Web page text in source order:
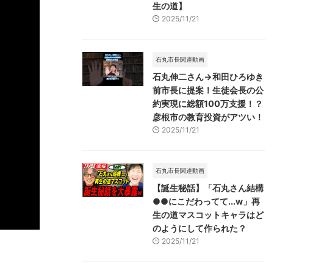
生の道】
2025/11/21
石丸市長関連動画
石丸伸二さん→和田ひろゆき
前市長に提案！生徒会長の公
約実現に総額100万支援！？
彦根市の教育投資がアツい！
2025/11/21
石丸市長関連動画
【誕生秘話】「石丸さん結構
●●にこだわってて...w」再
生の道マスコットキャラはど
のようにして作られた？
2025/11/21